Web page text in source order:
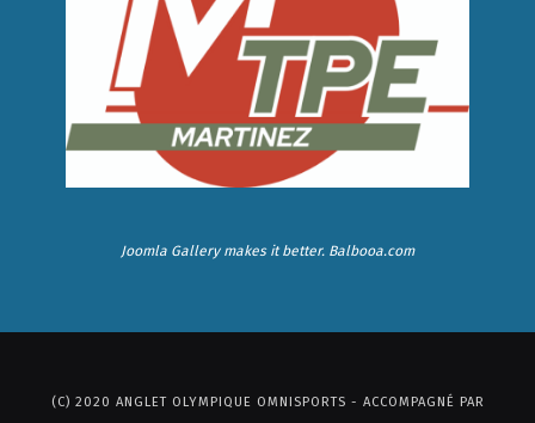
Joomla Gallerymakes it better. Balbooa.com
(C) 2020 ANGLET OLYMPIQUE OMNISPORTS - ACCOMPAGNÉ PAR